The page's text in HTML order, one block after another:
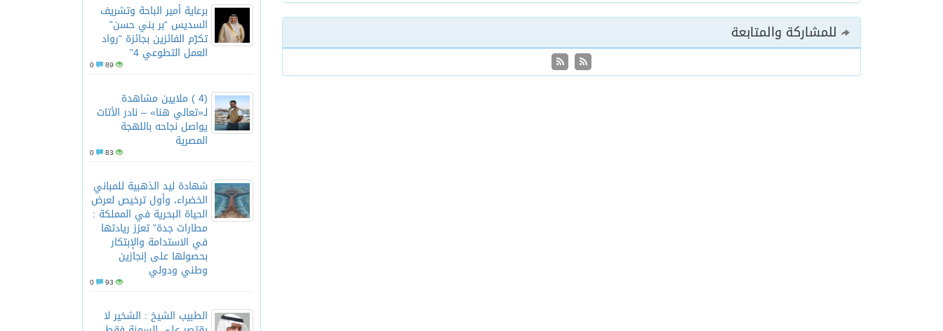
برعاية أمير الباحة وتشريف
السديس “بر بني حسن”
تكرّم الفائزين بجائزة “رواد
العمل التطوعي 4”
89
(4 ) ملايين مشاهدة
لـ«تعالي هنا» – نادر الأتات
يواصل نجاحه باللهجة
المصرية
83
شهادة ليد الذهبية للمباني
الخضراء، وأول ترخيص لعرض
الحياة البحرية في المملكة :
مطارات جدة” تعزز ريادتها
في الاستدامة والإبتكار
بحصولها على إنجازين
وطني ودولي
93
الطبيب الشيخ : الشخير لا
للمشاركة والمتابعة